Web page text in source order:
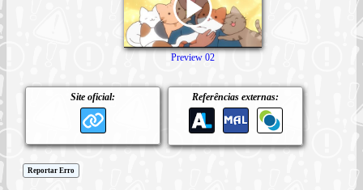
Site oficial: Referências externas:
Preview 02
Reportar Erro